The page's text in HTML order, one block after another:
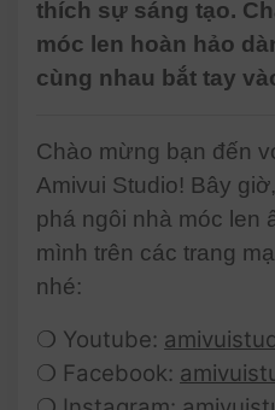
thích sự sáng tạo.
móc len hoàn hảo
cùng nhau bắt tay
Chào mừng bạn đến
Amivui Studio! Bây
phá ngôi nhà móc len
mình trên các trang
nhé:
❍ Youtube:
❍ Facebook: